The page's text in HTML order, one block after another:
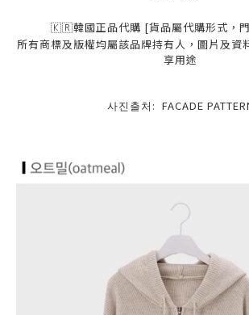
🇰🇷韓國正品代購 [貨品屬代購形式，
所有商標及版權均屬該品牌持有人，圖片及資
享用途
사진출처: FACADE